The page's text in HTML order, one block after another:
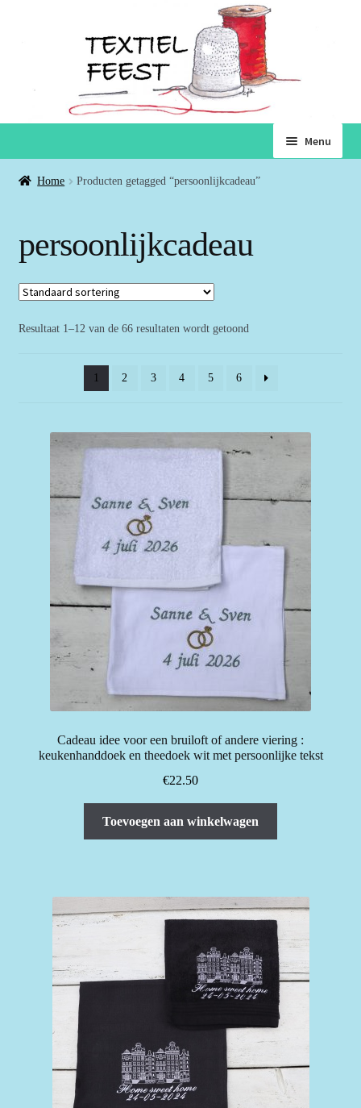
naar
de
Menu
Home
Winkelmand
Home Producten getagged “persoonlijkcadeau”
persoonlijkcadeau
Resultaat 1–12 van de 66 resultaten wordt getoond
1 2 3 4 5 6
Cadeau idee voor een bruiloft of andere viering :
keukenhanddoek en theedoek wit met persoonlijke tekst
€22.50
Toevoegen aan winkelwagen